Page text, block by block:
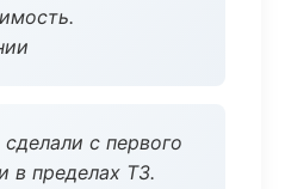
с первого
в пределах ТЗ.